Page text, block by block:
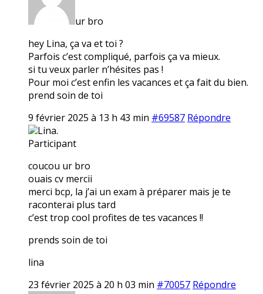
ur bro
hey Lina, ça va et toi ?
Parfois c’est compliqué, parfois ça va mieux.
si tu veux parler n’hésites pas !
Pour moi c’est enfin les vacances et ça fait du bien.
prend soin de toi
9 février 2025 à 13 h 43 min #69587 Répondre
Lina.
Participant
coucou ur bro
ouais cv mercii
merci bcp, la j’ai un exam à préparer mais je te
raconterai plus tard
c’est trop cool profites de tes vacances !!
prends soin de toi
lina
23 février 2025 à 20 h 03 min #70057 Répondre